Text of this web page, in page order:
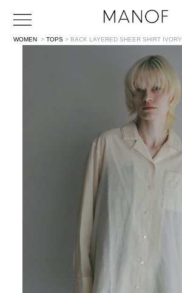
WOMEN >TOPS > BACK LAYERED SHEER SHIRT IVORY